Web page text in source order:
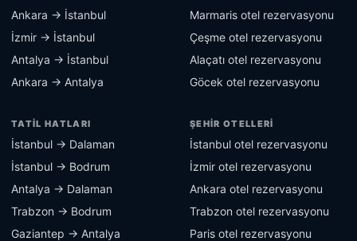
Ankara → İstanbul
İzmir → İstanbul
Antalya → İstanbul
Ankara → Antalya
TATIL HATLARI
İstanbul → Dalaman
İstanbul → Bodrum
Antalya → Dalaman
Trabzon → Bodrum
Gaziantep → Antalya
Marmaris otel rezervasyonu
Çeşme otel rezervasyonu
Alaçatı otel rezervasyonu
Göcek otel rezervasyonu
ŞEHIR OTELLERI
İstanbul otel rezervasyonu
İzmir otel rezervasyonu
Ankara otel rezervasyonu
Trabzon otel rezervasyonu
Paris otel rezervasyonu